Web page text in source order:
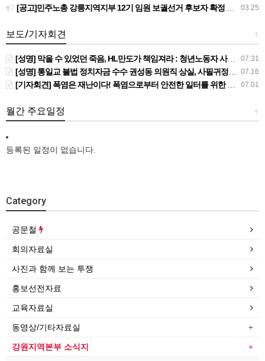
03.25
[공고]민주노총 강릉지역지부 12기 임원 보궐선거 후보자 확정 공고
+
보도/기자회견
07.31
[성명] 막을 수 있었던 죽음, HL만도가 책임져라 : 청년노동자 사망사고의 철저한 진상규명과 재발방지 대책 마련하라
07.16
[성명] 통일교 불법 정치자금 수수 권성동 의원직 상실, 사필귀정이다
07.01
[기자회견] 폭염은 재난이다! 폭염으로부터 안전한 일터를 위한 민주노총 강원지역본부 폭염감시단 선포 기자회견
+
월간 주요일정
등록된 일정이 없습니다.
Category
공문철
회의자료실
사진과 함께 보는 투쟁
홍보선전자료
교육자료실
동영상/기타자료실
강원지역본부 소식지